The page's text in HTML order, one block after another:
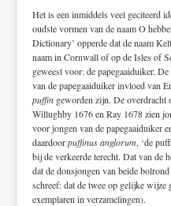
Het is een inmiddels veel geciteerd
oudste vormen van de naam O
Dictionary’ opperde dat de naam
naam in Cornwall of op de Isles of
geweest voor: de papegaaiduiker.
van de papegaaiduiker invloed van
puffin geworden zijn. De
Willughby 1676 en Ray 1678 zien
voor jongen van de papegaaiduiker
daardoorpuffinus anglorum, ‘de
bij de verkeerde terecht. Dat van de
dat de donsjongen van beide
schreef: dat de twee op gelijke wijze
exemplaren in verzamelingen).